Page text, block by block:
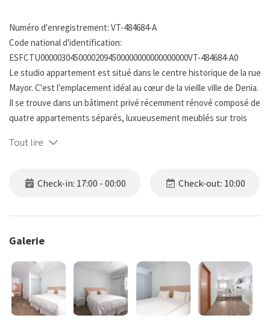
Numéro d'enregistrement: VT-484684-A
Code national d'identification:
ESFCTU00000304500002094500000000000000000VT-484684-A0
Le studio appartement est situé dans le centre historique de la rue
Mayor. C'est l'emplacement idéal au cœur de la vieille ville de Denia.
Il se trouve dans un bâtiment privé récemment rénové composé de
quatre appartements séparés, luxueusement meublés sur trois
personnes au premier étage avec un ascenseur. Il dispose d'une
accueillants avec des matériaux de décoration modernes.
La climatisation, l'IPTV (accès à toutes les chaînes du monde dans
leur langue d'origine), le WiFi et des appareils électroménagers
flambant neufs de grande qualité complètent cet espace
merveilleux, où une conception soignée et des matériaux de haute
Tout lire
Check-in: 17:00 - 00:00 Check-out: 10:00
Galerie